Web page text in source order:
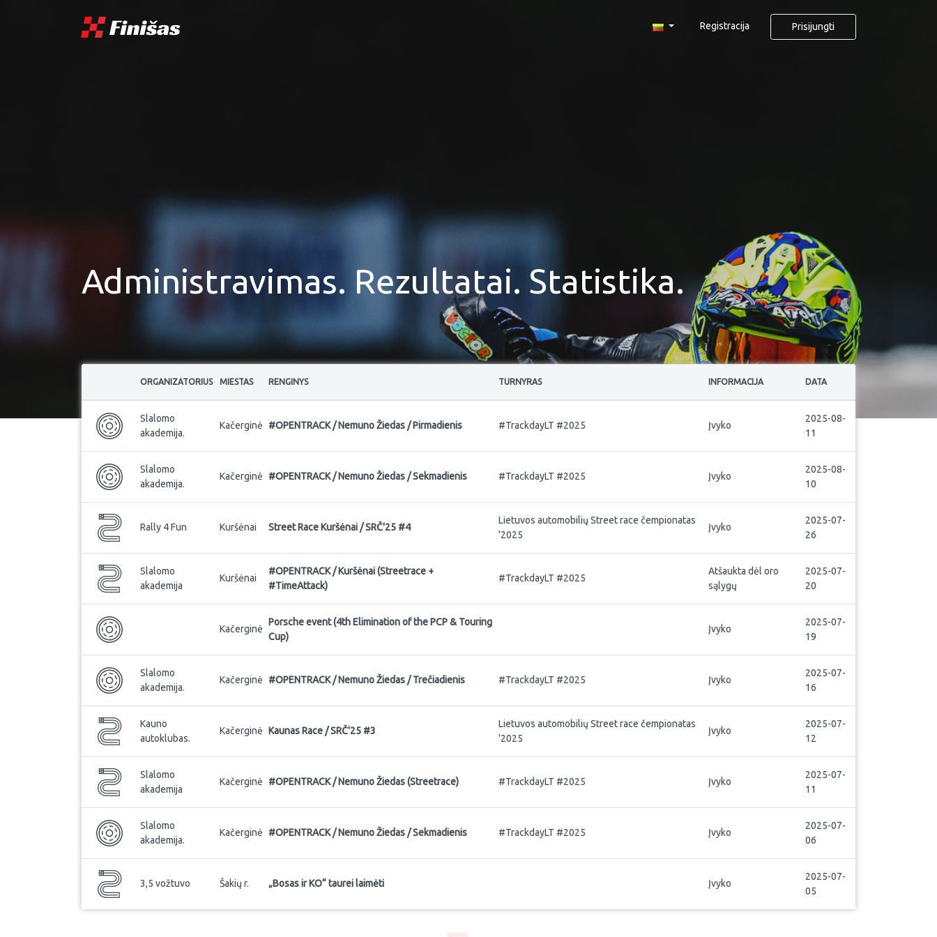
Registracija Prisijungti
Administravimas. Rezultatai. Statistika.
ORGANIZATORIUS MIESTAS RENGINYS TURNYRAS INFORMACIJA DATA
Slalomo
akademija.
Kačerginė #OPENTRACK / Nemuno Žiedas / Pirmadienis #TrackdayLT #2025 Įvyko
2025-08-
11
Slalomo
akademija.
Kačerginė #OPENTRACK / Nemuno Žiedas / Sekmadienis #TrackdayLT #2025 Įvyko
2025-08-
10
Rally 4 Fun Kuršėnai Street Race Kuršėnai / SRČ'25 #4
Lietuvos automobilių Street race čempionatas
'2025
Įvyko
2025-07-
26
Slalomo
akademija
Kuršėnai
#OPENTRACK / Kuršėnai (Streetrace +
#TimeAttack)
#TrackdayLT #2025
Atšaukta dėl oro
sąlygų
2025-07-
20
Kačerginė
Porsche event (4th Elimination of the PCP & Touring
Cup)
Įvyko
2025-07-
19
Slalomo
akademija.
Kačerginė #OPENTRACK / Nemuno Žiedas / Trečiadienis #TrackdayLT #2025 Įvyko
2025-07-
16
Kauno
autoklubas.
Kačerginė Kaunas Race / SRČ'25 #3
Lietuvos automobilių Street race čempionatas
'2025
Įvyko
2025-07-
12
Slalomo
akademija
Kačerginė #OPENTRACK / Nemuno Žiedas (Streetrace) #TrackdayLT #2025 Įvyko
2025-07-
11
Slalomo
akademija.
Kačerginė #OPENTRACK / Nemuno Žiedas / Sekmadienis #TrackdayLT #2025 Įvyko
2025-07-
06
3,5 vožtuvo Šakių r. „Bosas ir KO“ taurei laimėti Įvyko
2025-07-
05